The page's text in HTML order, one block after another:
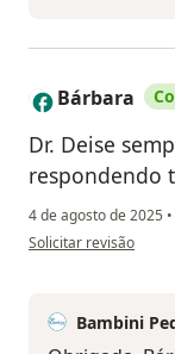
B Bárbara
Dr. Deise
respondendo
4 de agosto de 2025 •
na opinião do
Solicitar revisão
Bambini